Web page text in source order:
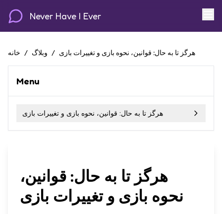
Never Have I Ever
خانه / وبلاگ / هرگز تا به حال: قوانین، نحوه بازی و تغییرات بازی
Menu
هرگز تا به حال: قوانین، نحوه بازی و تغییرات بازی
هرگز تا به حال: قوانین،
نحوه بازی و تغییرات بازی